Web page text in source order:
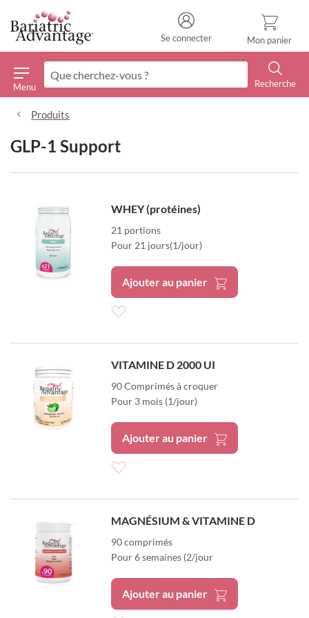
Menu
Recherche
Mon panier
Se connecter
Produits
GLP-1 Support
WHEY (protéines)
21 portions
Pour 21 jours(1/jour)
Ajouter au panier
ma
liste
VITAMINE D 2000 UI
90 Comprimés à croquer
Pour 3 mois (1/jour)
Ajouter au panier
ma
liste
MAGNÉSIUM & VITAMINE D
90 comprimés
Pour 6 semaines (2/jour
Ajouter au panier